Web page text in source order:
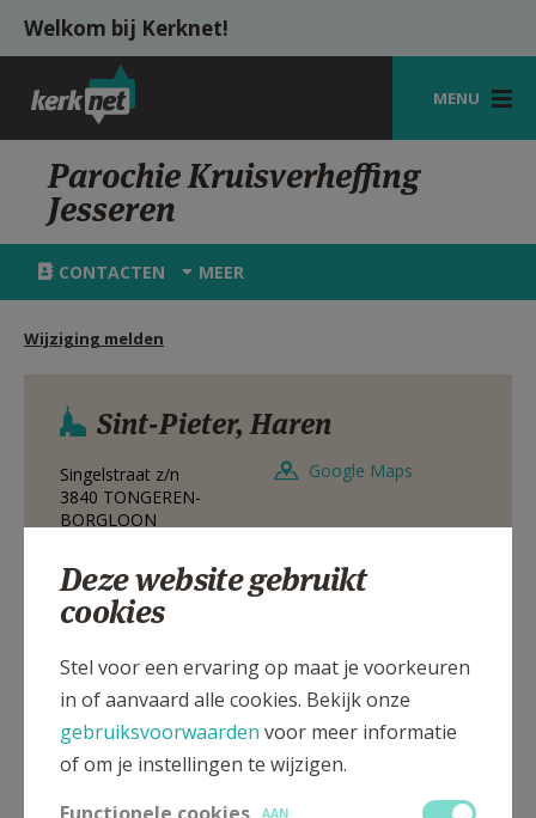
Overslaan en naar de inhoud gaan
Welkom bij Kerknet!
MENU
STARTPAGINA
KERK
VIERINGEN
HULP
MIJN PAROCHIE
AANMELDEN OF REGISTREREN
Parochie Kruisverheffing
Jesseren
CONTACTEN MEER
Wijziging melden
Sint-Pieter, Haren
Singelstraat z/n
3840 TONGEREN-
BORGLOON
Google Maps
Singelstraat z/n, 3840 TONGEREN-BORGLOON
Deze website gebruikt
cookies
Stel voor een ervaring op maat je voorkeuren
in of aanvaard alle cookies. Bekijk onze
gebruiksvoorwaarden voor meer informatie
of om je instellingen te wijzigen.
AAN